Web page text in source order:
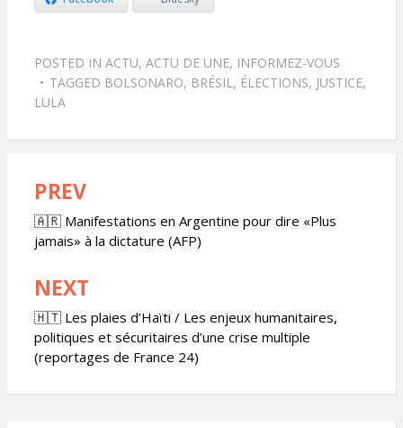
POSTED IN ACTU, ACTU DE UNE, INFORMEZ-VOUS
TAGGED BOLSONARO, BRÉSIL , ÉLECTIONS, JUSTICE,
LULA
Navigation
de
l’article
PREV
🇦🇷 Manifestations en Argentine pour dire «Plus
jamais» à la dictature (AFP)
NEXT
🇭🇹 Les plaies d’Haïti / Les enjeux humanitaires,
politiques et sécuritaires d’une crise multiple
(reportages de France 24)